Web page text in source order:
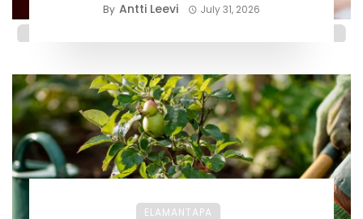
By Antti Leevi July 31, 2026
ELAMANTAPA